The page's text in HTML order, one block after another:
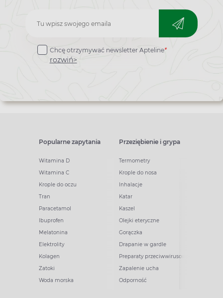
Zapisz
do
newslettera
Chcę otrzymywać newsletter Apteline*
rozwiń>
Popularne zapytania
Witamina D
Witamina C
Krople do oczu
Tran
Paracetamol
Ibuprofen
Melatonina
Elektrolity
Kolagen
Zatoki
Woda morska
Przeziębienie i grypa
Termometry
Krople do nosa
Inhalacje
Katar
Kaszel
Olejki eteryczne
Gorączka
Drapanie w gardle
Preparaty przeciwwirusowe
Zapalenie ucha
Odporność